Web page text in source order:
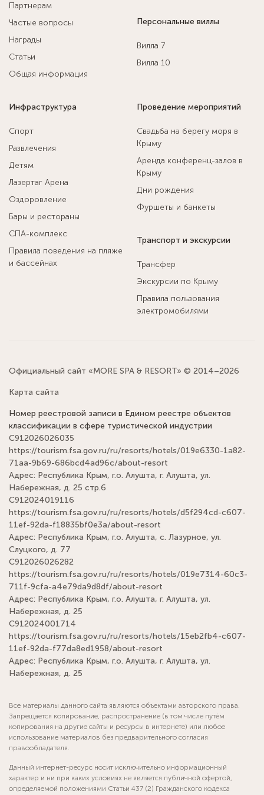
Партнерам
Частые вопросы
Награды
Статьи
Общая информация
Персональные виллы
Вилла 7
Вилла 10
Инфраструктура
Спорт
Развлечения
Детям
Лазертаг Арена
Оздоровление
Бары и рестораны
СПА-комплекс
Правила поведения на пляже
и бассейнах
Проведение мероприятий
Свадьба на берегу моря в
Крыму
Аренда конференц-залов в
Крыму
Дни рождения
Фуршеты и банкеты
Транспорт и экскурсии
Трансфер
Экскурсии по Крыму
Правила пользования
электромобилями
Официальный сайт «MORE SPA & RESORT» © 2014–2026
Карта сайта
Номер реестровой записи в Едином реестре объектов
классификации в сфере туристической индустрии
С912026026035
https://tourism.fsa.gov.ru/ru/resorts/hotels/019e6330-1a82-
71aa-9b69-686bcd4ad96c/about-resort
Адрес: Республика Крым, г.о. Алушта, г. Алушта, ул.
Набережная, д. 25 стр.6
С912024019116
https://tourism.fsa.gov.ru/ru/resorts/hotels/d5f294cd-c607-
11ef-92da-f18835bf0e3a/about-resort
Адрес: Республика Крым, г.о. Алушта, с. Лазурное, ул.
Слуцкого, д. 77
С912026026282
https://tourism.fsa.gov.ru/ru/resorts/hotels/019e7314-60c3-
711f-9cfa-a4e79da9d8df/about-resort
Адрес: Республика Крым, г.о. Алушта, г. Алушта, ул.
Набережная, д. 25
С912024001714
https://tourism.fsa.gov.ru/ru/resorts/hotels/15eb2fb4-c607-
11ef-92da-f77da8ed1958/about-resort
Адрес: Республика Крым, г.о. Алушта, г. Алушта, ул.
Набережная, д. 25
Все материалы данного сайта являются объектами авторского права.
Запрещается копирование, распространение (в том числе путём
копирования на другие сайты и ресурсы в интернете) или любое
использование материалов без предварительного согласия
правообладателя.
Данный интернет-ресурс носит исключительно информационный
характер и ни при каких условиях не является публичной офертой,
определяемой положениями Статьи 437 (2) Гражданского кодекса